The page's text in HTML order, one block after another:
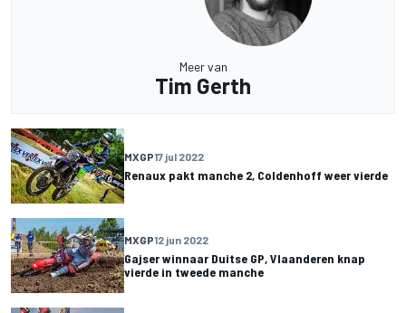
Meer van
Tim Gerth
MXGP17 jul 2022
Renaux pakt manche 2, Coldenhoff weer vierde
MXGP12 jun 2022
Gajser winnaar Duitse GP, Vlaanderen knap
vierde in tweede manche